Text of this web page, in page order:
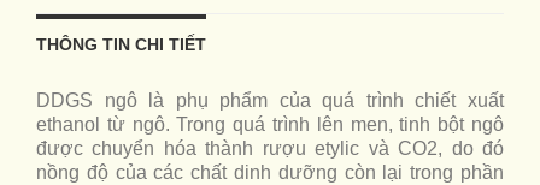
THÔNG TIN CHI TIẾT
DDGS ngô là phụ phẩm của quá trình chiết xuất
ethanol từ ngô. Trong quá trình lên men, tinh bột ngô
được chuyển hóa thành rượu etylic và CO2, do đó
nồng độ của các chất dinh dưỡng còn lại trong phần